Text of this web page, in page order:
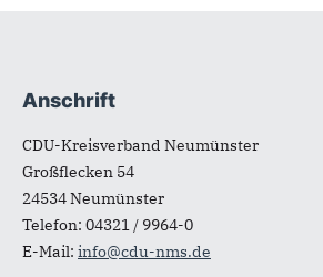
Fußbereich
Anschrift
CDU-Kreisverband Neumünster
Großflecken 54
24534Neumünster
Telefon: 04321 / 9964-0
E-Mail: info@cdu-nms.de